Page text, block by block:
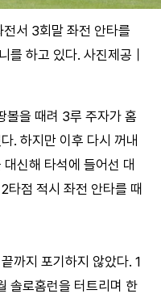
서 3회말 좌전 안타를
를 하고 있다. 사진제공｜
볼을 때려 3루 주자가 홈
. 하지만 이후 다시 꺼내
신해 타석에 들어선 대
타점 적시 좌전 안타를 때
까지 포기하지 않았다. 1
솔로홈런을 터트리며 한